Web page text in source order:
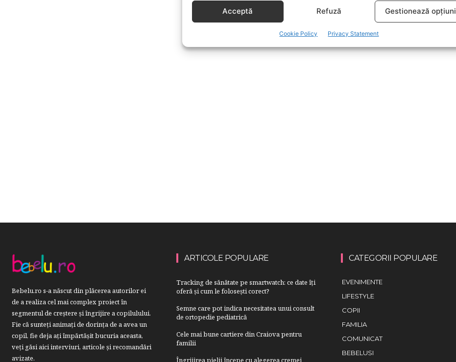
Acceptă Refuză Gestionează opțiuni
Cookie Policy Privacy Statement
Bebelu.ro s-a născut din plăcerea autorilor ei
de a realiza cel mai complex proiect în
segmentul de creştere şi îngrijire a copilulului.
Fie că sunteţi animaţi de dorinţa de a avea un
copil, fie deja aţi împărtăşit bucuria aceasta,
veți găsi aici interviuri, articole şi recomandări
avizate.
ARTICOLE POPULARE
Tracking de sănătate pe smartwatch: ce date îți
oferă și cum le folosești corect?
Semne care pot indica necesitatea unui consult
de ortopedie pediatrică
Cele mai bune cartiere din Craiova pentru
familii
Îngrijirea pielii începe cu alegerea cremei
CATEGORII POPULARE
EVENIMENTE
LIFESTYLE
COPII
FAMILIA
COMUNICAT
BEBELUSI